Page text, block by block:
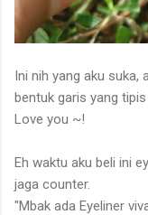
Ini nih yang aku suka,
bentuk garis yang
Love you ~!
Eh waktu aku beli ini
jaga counter.
"Mbak ada Eyeliner